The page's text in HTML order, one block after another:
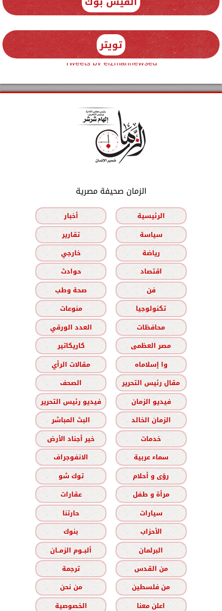
تويتر
Tweets by elzmannewseg
الزمان صحيفة مصرية
الرئيسية
أخبار
سياسة
تقارير
رياضة
خارجي
اقتصاد
حوادث
فن
صحة وطب
تكنولوجيا
منوعات
محافظات
العدد الورقي
مصر العظمى
كاريكاتير
وا إسلاماه
مقالات الرأي
مقال رئيس التحرير
الصحف
فيديو الزمان
فيديو رئيس التحرير
الزمان الخالد
البث المباشر
خدمات
خير أجناد الأرض
سماء عربية
الانفوجراف
رؤى و أحلام
توك شو
مرأة و طفل
عقارات
سيارات
حارتنا
الأحزاب
بنوك
البرلمان
ألبــوم الزمــان
من القدس
ترجمة
من فلسطين
من نحن
اعلن معنا
الخصوصية